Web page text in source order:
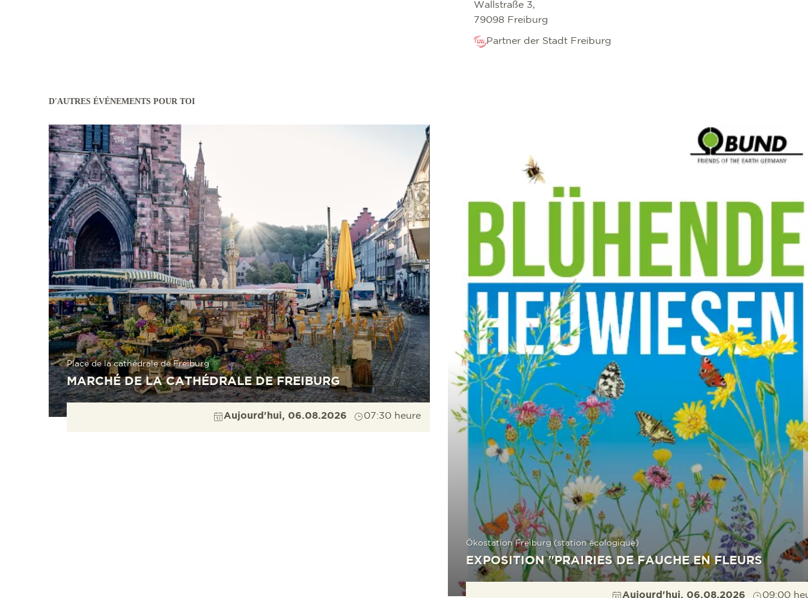
Wallstraße 3,
79098 Freiburg
Partner der Stadt Freiburg
D'AUTRES ÉVÉNEMENTS POUR TOI
Place de la cathédrale de Freiburg
MARCHÉ DE LA CATHÉDRALE DE FREIBURG
Aujourd'hui, 06.08.2026 07:30 heure
En savoir plus
Ökostation Freiburg (station écologique)
EXPOSITION "PRAIRIES DE FAUCHE EN FLEURS
Aujourd'hui, 06.08.2026 09:00